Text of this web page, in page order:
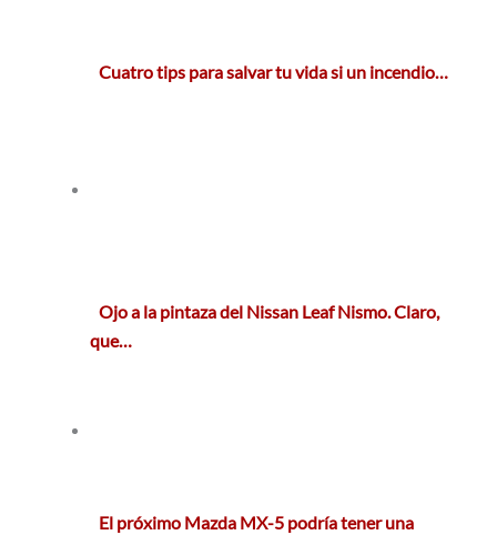
Cuatro tips para salvar tu vida si un incendio…
Ojo a la pintaza del Nissan Leaf Nismo. Claro,
que…
El próximo Mazda MX-5 podría tener una